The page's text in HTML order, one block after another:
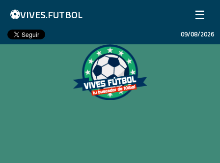
⚽VIVES.FUTBOL ☰
Inicio
09/08/2026